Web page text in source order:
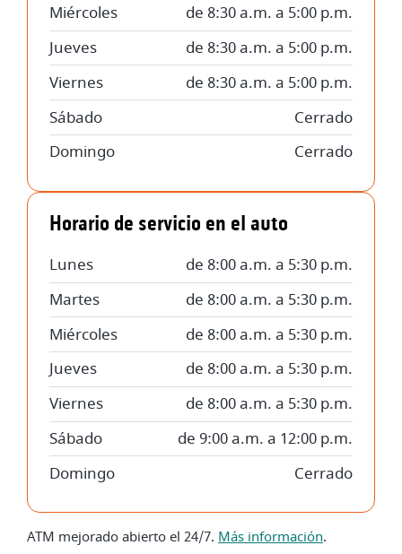
Miércoles
de 8:30 a.m. a 5:00 p.m.
Jueves
de 8:30 a.m. a 5:00 p.m.
Viernes
de 8:30 a.m. a 5:00 p.m.
Sábado
Cerrado
Domingo
Cerrado
Horario de servicio en el auto
Lunes
de 8:00 a.m. a 5:30 p.m.
Martes
de 8:00 a.m. a 5:30 p.m.
Miércoles
de 8:00 a.m. a 5:30 p.m.
Jueves
de 8:00 a.m. a 5:30 p.m.
Viernes
de 8:00 a.m. a 5:30 p.m.
Sábado
de 9:00 a.m. a 12:00 p.m.
Domingo
Cerrado
ATM mejorado abierto el 24/7. Más información.